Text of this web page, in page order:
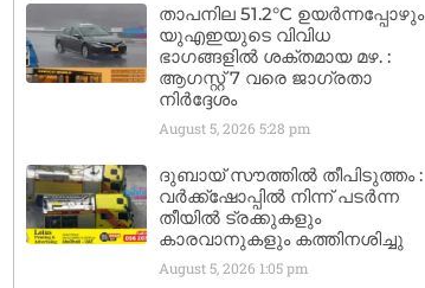
താപനില 51.2°C ഉയർന്നപ്പോഴും
യുഎഇയുടെ വിവിധ
ഭാഗങ്ങളിൽ ശക്തമായ മഴ. :
ആഗസ്റ്റ് 7 വരെ ജാഗ്രതാ
നിർദ്ദേശം
August 5, 2026 5:28 pm
ദുബായ് സൗത്തിൽ തീപിടുത്തം :
വർക്ക്‌ഷോപ്പിൽ നിന്ന് പടർന്ന
തീയിൽ ട്രക്കുകളും
കാരവാനുകളും കത്തിനശിച്ചു
August 5, 2026 1:05 pm